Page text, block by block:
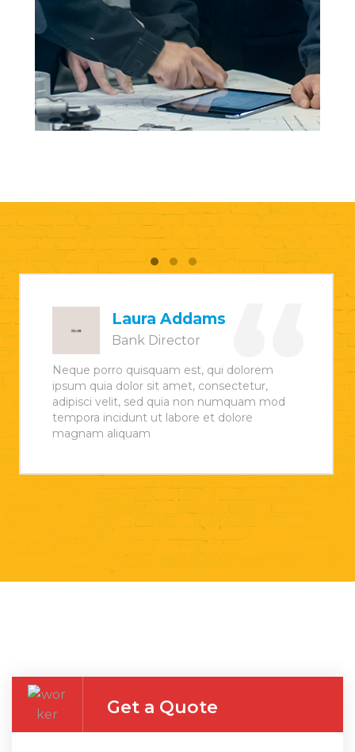
Laura Addams
Bank Director
Neque porro quisquam est, qui dolorem
ipsum quia dolor sit amet, consectetur,
adipisci velit, sed quia non numquam mod
tempora incidunt ut labore et dolore
magnam aliquam
Get a Quote